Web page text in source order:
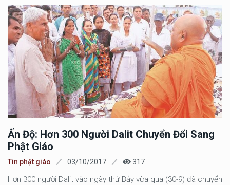
Ấn Độ: Hơn 300 Người Dalit Chuyển Đổi Sang
Phật Giáo
Tin phật giáo 03/10/2017 317
Hơn 300 người Dalit vào ngày thứ Bảy vừa qua (30-9) đã chuyển